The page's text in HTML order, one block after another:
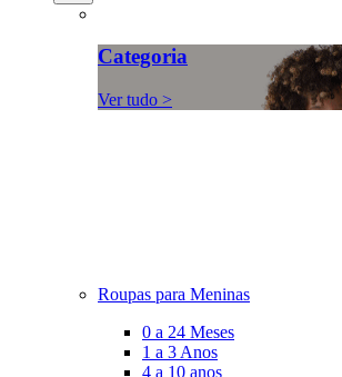
Categoria
Ver tudo >
Roupas para Meninas
0 a 24 Meses
1 a 3 Anos
4 a 10 anos